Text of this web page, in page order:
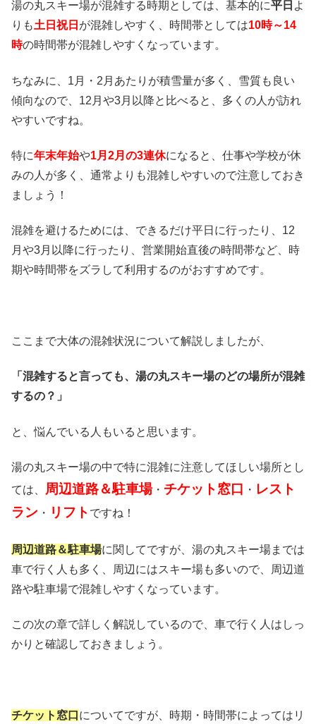
湯の丸スキー場が混雑する時期としては、基本的に平日 よ
りも土日祝日 が混雑しやすく、時間帯としては10時～14
時の時間帯が混雑しやすくなっています。
ちなみに、1月・2月あたりが積雪量が多く、雪質も良い
傾向なので、12月や3月以降と比べると、多くの人が訪れ
やすいですね。
特に年末年始や1月2月の3連休になると、仕事や学校が休
みの人が多く、通常よりも混雑しやすいので注意しておき
ましょう！
混雑を避けるためには、できるだけ平日に行ったり、12
月や3月以降に行ったり、営業開始直後の時間帯など、時
期や時間帯をズラして利用するのがおすすめです。
ここまで大体の混雑状況について解説しましたが、
「混雑すると言っても、湯の丸スキー場のどの場所が混雑
するの？」
と、悩んでいる人もいると思います。
湯の丸スキー場の中で特に混雑に注意してほしい場所とし
ては、 周辺道路＆駐車場・ チケット窓口 ・ レスト
ラン ・ リフト ですね！
周辺道路＆駐車場に関してですが、湯の丸スキー場までは
車で行く人も多く、周辺にはスキー場も多いので、周辺道
路や駐車場で混雑しやすくなっています。
この次の章で詳しく解説しているので、車で行く人はしっ
かりと確認しておきましょう。
チケット窓口 についてですが、時期・時間帯によってはリ